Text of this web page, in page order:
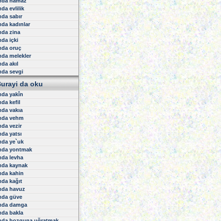
Suresi
Suresi
Suresi
Suresi
Suresi
Suresi
Suresi
Suresi
Suresi
Suresi
Suresi
Suresi
Suresi
Suresi
Suresi
Suresi
Suresi
Suresi
Suresi
Suresi
Suresi
Suresi
Suresi
Suresi
Suresi
Suresi
Suresi
Suresi
Suresi
Suresi
Suresi
Suresi
evlilik
sabır
kadınlar
zina
içki
oruç
melekler
akıl
sevgi
da oku
yakîn
kefil
vakıa
vehm
vezir
yatsı
ye`uk
yontmak
levha
kaynak
kahin
kağıt
havuz
güve
damga
bakla